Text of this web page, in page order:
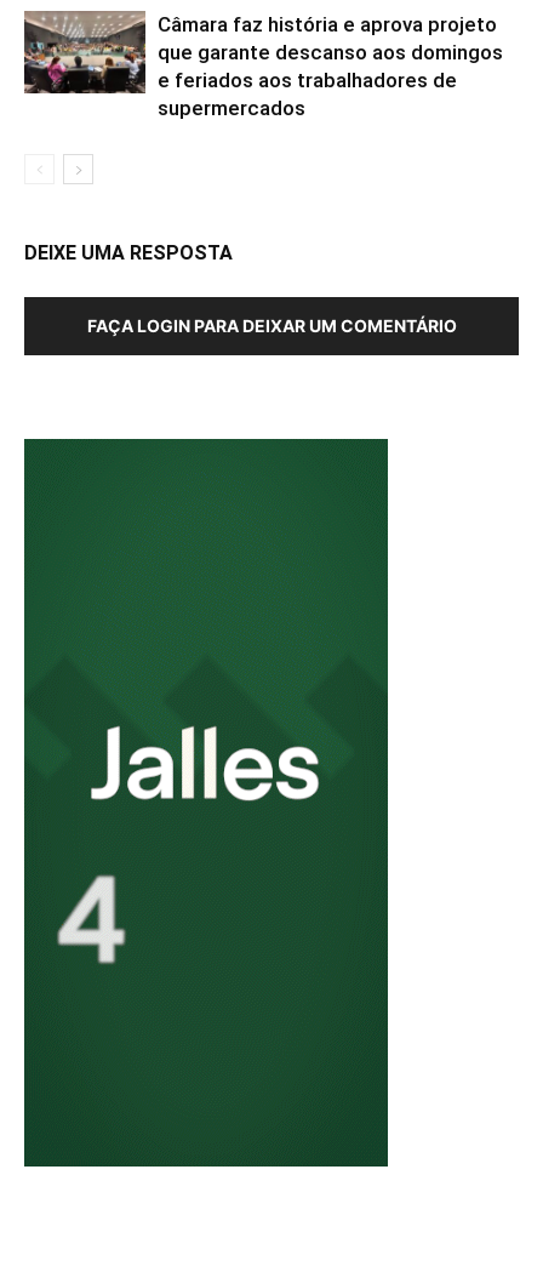
Câmara faz história e aprova projeto
que garante descanso aos domingos
e feriados aos trabalhadores de
supermercados
DEIXE UMA RESPOSTA
FAÇA LOGIN PARA DEIXAR UM COMENTÁRIO